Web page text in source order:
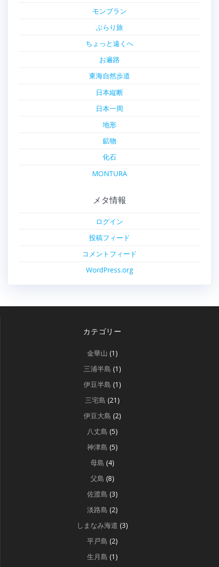
モンブラン
ぶらり旅
ちょっと遠くへ
お遍路
東海自然歩道
日本縦断
日本一周
地形
鉱物
化石
MONTURA
メタ情報
ログイン
投稿フィード
コメントフィード
WordPress.org
カテゴリー
金華山 (1)
三浦半島 (1)
伊豆半島 (1)
三宅島 (21)
伊豆大島 (2)
八丈島 (5)
神津島 (5)
母島 (4)
父島 (8)
佐渡島 (3)
淡路島 (2)
しまなみ海道 (3)
平戸島 (2)
生月島 (1)